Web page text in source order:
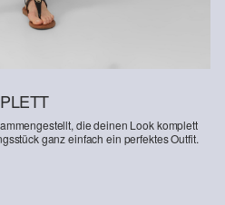
die deinen Look komplett
ganz einfach ein perfektes Outfit.